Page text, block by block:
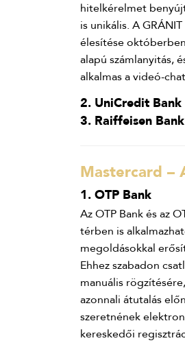
hitelkérelmet
is unikális. A
élesítése
alapú számlanyitás,
alkalmas a videó-
2. UniCredit Bank
3. Raiffeisen
Mastercard –
1. OTP Bank
Az OTP Bank és az
térben is
megoldásokkal
Ehhez szabadon
manuális
azonnali átutalás
szeretnének
kereskedői